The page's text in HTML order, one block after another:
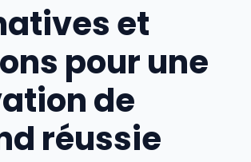
et
pour une
de
réussie